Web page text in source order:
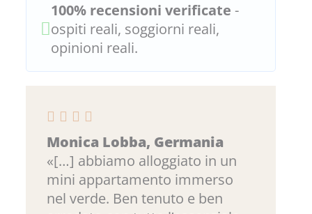
100% recensioni verificate -
ospiti reali, soggiorni reali,
opinioni reali.
Monica Lobba, Germania
«[…] abbiamo alloggiato in un
mini appartamento immerso
nel verde. Ben tenuto e ben